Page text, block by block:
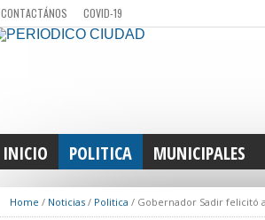
CONTACTÁNOS COVID-19
INICIO POLITICA MUNICIPALES
Home / Noticias / Politica / Gobernador Sadir felicitó